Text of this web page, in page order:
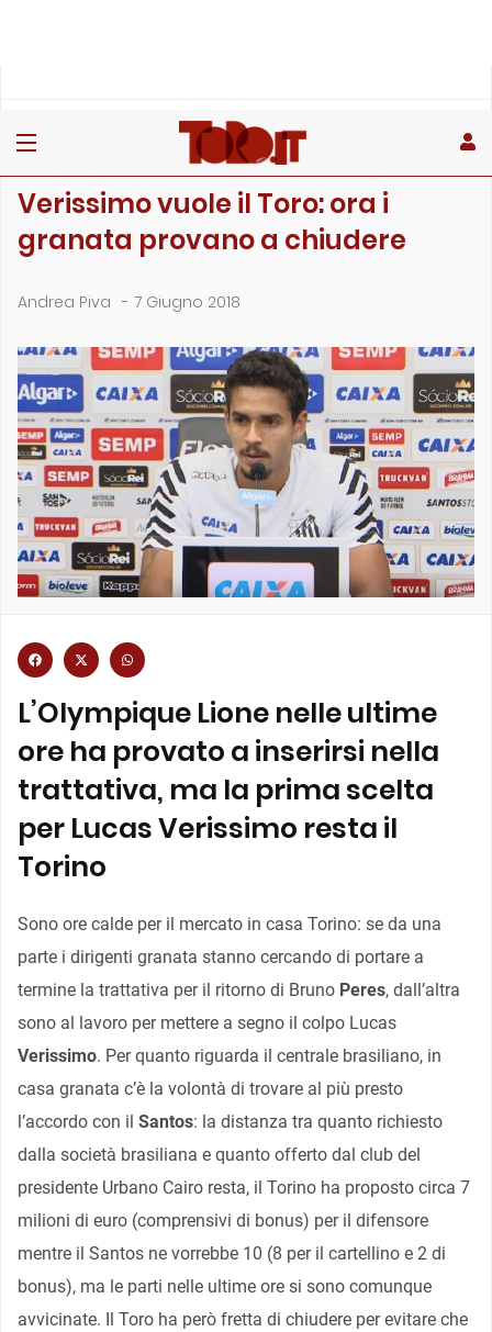
Verissimo vuole il Toro: ora i
granata provano a chiudere
Andrea Piva - 7 Giugno 2018
L’Olympique Lione nelle ultime
ore ha provato a inserirsi nella
trattativa, ma la prima scelta
per Lucas Verissimo resta il
Torino
Sono ore calde per il mercato in casa Torino: se da una
parte i dirigenti granata stanno cercando di portare a
termine la trattativa per il ritorno di Bruno Peres, dall’altra
sono al lavoro per mettere a segno il colpo Lucas
Verissimo. Per quanto riguarda il centrale brasiliano, in
casa granata c’è la volontà di trovare al più presto
l’accordo con il Santos: la distanza tra quanto richiesto
dalla società brasiliana e quanto offerto dal club del
presidente Urbano Cairo resta, il Torino ha proposto circa 7
milioni di euro (comprensivi di bonus) per il difensore
mentre il Santos ne vorrebbe 10 (8 per il cartellino e 2 di
bonus), ma le parti nelle ultime ore si sono comunque
avvicinate. Il Toro ha però fretta di chiudere per evitare che